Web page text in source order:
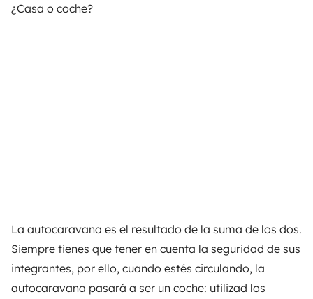
¿Casa o coche?
La autocaravana es el resultado de la suma de los dos.
Siempre tienes que tener en cuenta la seguridad de sus
integrantes, por ello, cuando estés circulando, la
autocaravana pasará a ser un coche: utilizad los